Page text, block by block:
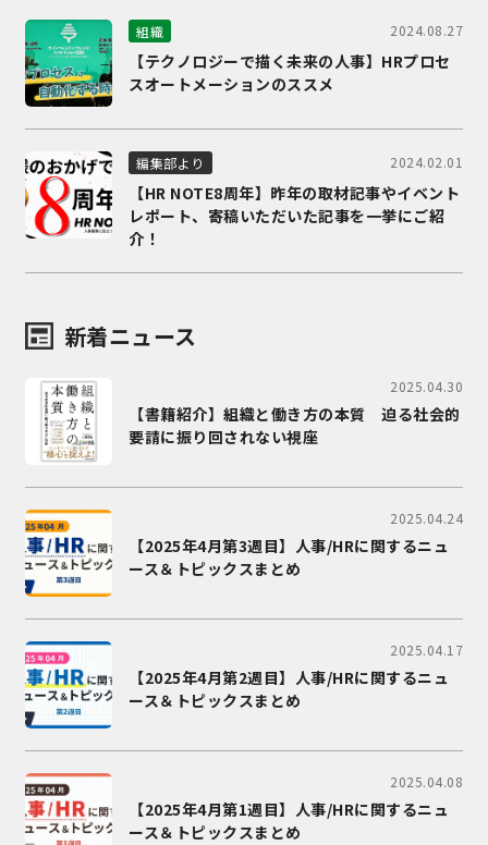
組織 2024.08.27
【テクノロジーで描く未来の人事】HRプロセ
スオートメーションのススメ
編集部より 2024.02.01
【HR NOTE8周年】昨年の取材記事やイベント
レポート、寄稿いただいた記事を一挙にご紹
介！
新着ニュース
2025.04.30
【書籍紹介】組織と働き方の本質 迫る社会的
要請に振り回されない視座
2025.04.24
【2025年4月第3週目】人事/HRに関するニュ
ース＆トピックスまとめ
2025.04.17
【2025年4月第2週目】人事/HRに関するニュ
ース＆トピックスまとめ
2025.04.08
【2025年4月第1週目】人事/HRに関するニュ
ース＆トピックスまとめ